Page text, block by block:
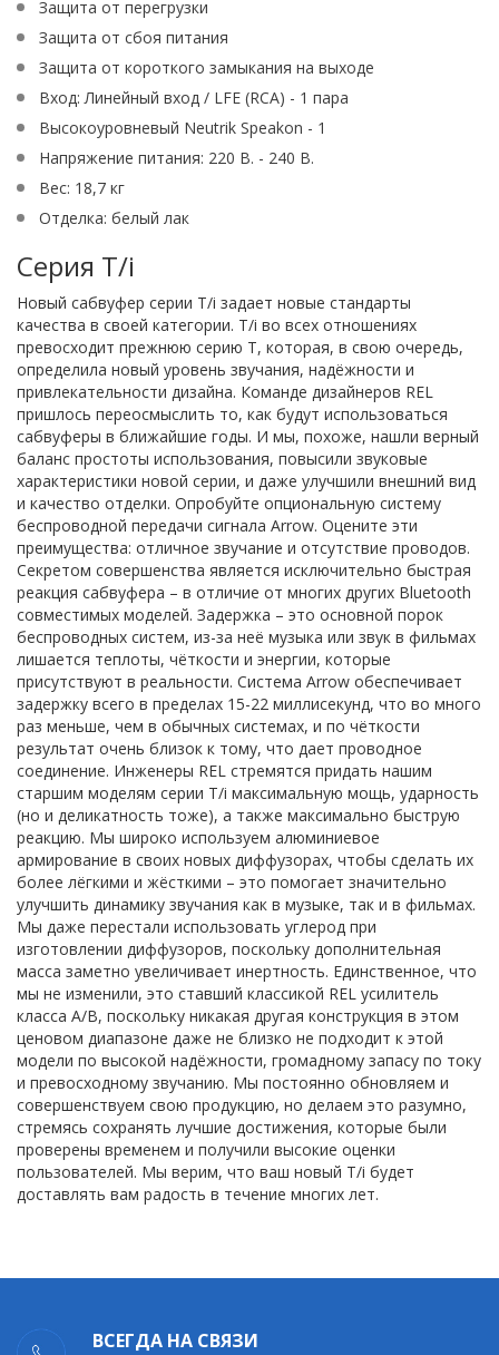
Защита от перегрузки
Защита от сбоя питания
Защита от короткого замыкания на выходе
Вход: Линейный вход / LFE (RCA) - 1 пара
Высокоуровневый Neutrik Speakon - 1
Напряжение питания: 220 В. - 240 В.
Вес: 18,7 кг
Отделка: белый лак
Серия T/i
Новый сабвуфер серии T/i задает новые стандарты
качества в своей категории. T/i во всех отношениях
превосходит прежнюю серию Т, которая, в свою очередь,
определила новый уровень звучания, надёжности и
привлекательности дизайна. Команде дизайнеров REL
пришлось переосмыслить то, как будут использоваться
сабвуферы в ближайшие годы. И мы, похоже, нашли верный
баланс простоты использования, повысили звуковые
характеристики новой серии, и даже улучшили внешний вид
и качество отделки. Опробуйте опциональную систему
беспроводной передачи сигнала Arrow. Оцените эти
преимущества: отличное звучание и отсутствие проводов.
Секретом совершенства является исключительно быстрая
реакция сабвуфера – в отличие от многих других Bluetooth
совместимых моделей. Задержка – это основной порок
беспроводных систем, из-за неё музыка или звук в фильмах
лишается теплоты, чёткости и энергии, которые
присутствуют в реальности. Система Arrow обеспечивает
задержку всего в пределах 15-22 миллисекунд, что во много
раз меньше, чем в обычных системах, и по чёткости
результат очень близок к тому, что дает проводное
соединение. Инженеры REL стремятся придать нашим
старшим моделям серии T/i максимальную мощь, ударность
(но и деликатность тоже), а также максимально быструю
реакцию. Мы широко используем алюминиевое
армирование в своих новых диффузорах, чтобы сделать их
более лёгкими и жёсткими – это помогает значительно
улучшить динамику звучания как в музыке, так и в фильмах.
Мы даже перестали использовать углерод при
изготовлении диффузоров, поскольку дополнительная
масса заметно увеличивает инертность. Единственное, что
мы не изменили, это ставший классикой REL усилитель
класса А/В, поскольку никакая другая конструкция в этом
ценовом диапазоне даже не близко не подходит к этой
модели по высокой надёжности, громадному запасу по току
и превосходному звучанию. Мы постоянно обновляем и
совершенствуем свою продукцию, но делаем это разумно,
стремясь сохранять лучшие достижения, которые были
проверены временем и получили высокие оценки
пользователей. Мы верим, что ваш новый T/i будет
доставлять вам радость в течение многих лет.
ВСЕГДА НА СВЯЗИ